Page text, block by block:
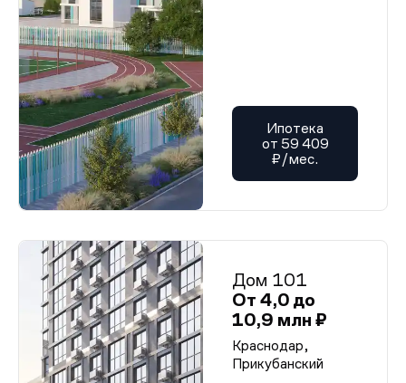
Ипотека
от 59 409
₽/мес.
Дом 101
От 4,0 до
10,9 млн ₽
Краснодар,
Прикубанский